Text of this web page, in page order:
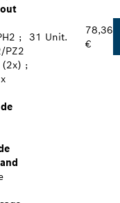
;
PZ2
(2x) ;
31 Unit.
78,36
€